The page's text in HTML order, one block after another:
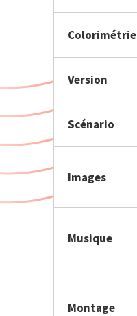
Colorimétrie
Version
Scénario
Images
Musique
Montage